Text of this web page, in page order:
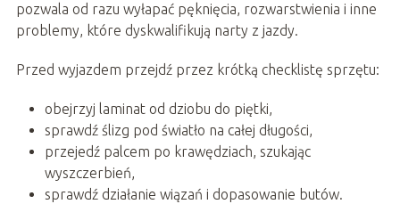
pozwala od razu wyłapać pęknięcia, rozwarstwienia i inne
problemy, które dyskwalifikują narty z jazdy.
Przed wyjazdem przejdź przez krótką checklistę sprzętu:
obejrzyj laminat od dziobu do piętki,
sprawdź ślizg pod światło na całej długości,
przejedź palcem po krawędziach, szukając
wyszczerbień,
sprawdź działanie wiązań i dopasowanie butów.